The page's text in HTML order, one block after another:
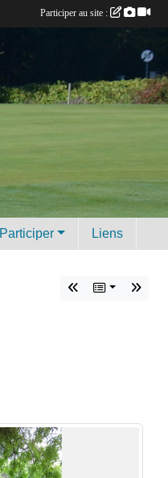
Participer Liens
Participer au site :